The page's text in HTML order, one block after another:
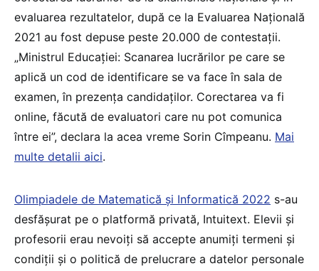
evaluarea rezultatelor, după ce la Evaluarea Națională
2021 au fost depuse peste 20.000 de contestații.
„Ministrul Educației: Scanarea lucrărilor pe care se
aplică un cod de identificare se va face în sala de
examen, în prezența candidaților. Corectarea va fi
online, făcută de evaluatori care nu pot comunica
între ei”, declara la acea vreme Sorin Cîmpeanu. Mai
multe detalii aici.
Olimpiadele de Matematică și Informatică 2022 s-au
desfășurat pe o platformă privată, Intuitext. Elevii și
profesorii erau nevoiți să accepte anumiți termeni și
condiții și o politică de prelucrare a datelor personale